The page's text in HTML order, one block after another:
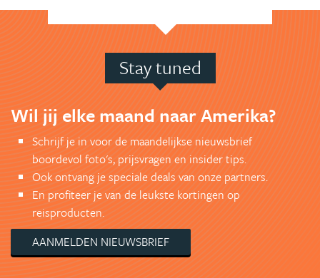
Stay tuned
Wil jij elke maand naar Amerika?
Schrijf je in voor de maandelijkse nieuwsbrief
boordevol foto's, prijsvragen en insider tips.
Ook ontvang je speciale deals van onze partners.
En profiteer je van de leukste kortingen op
reisproducten.
AANMELDEN NIEUWSBRIEF